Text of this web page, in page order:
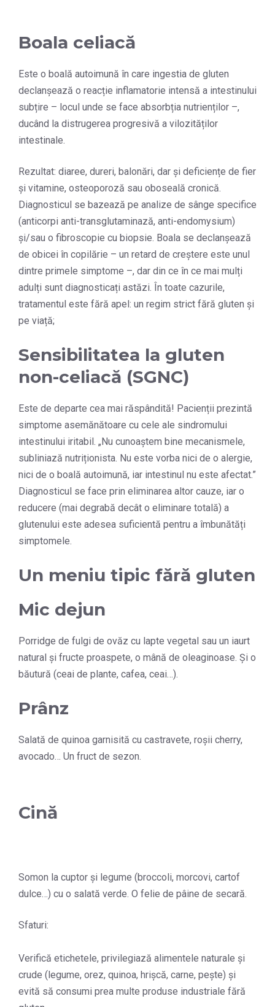
Boala celiacă
Este o boală autoimună în care ingestia de gluten
declanșează o reacție inflamatorie intensă a intestinului
subțire – locul unde se face absorbția nutrienților –,
ducând la distrugerea progresivă a vilozităților
intestinale.
Rezultat: diaree, dureri, balonări, dar și deficiențe de fier
și vitamine, osteoporoză sau oboseală cronică.
Diagnosticul se bazează pe analize de sânge specifice
(anticorpi anti-transglutaminază, anti-endomysium)
și/sau o fibroscopie cu biopsie. Boala se declanșează
de obicei în copilărie – un retard de creștere este unul
dintre primele simptome –, dar din ce în ce mai mulți
adulți sunt diagnosticați astăzi. În toate cazurile,
tratamentul este fără apel: un regim strict fără gluten și
pe viață;
Sensibilitatea la gluten
non-celiacă (SGNC)
Este de departe cea mai răspândită! Pacienții prezintă
simptome asemănătoare cu cele ale sindromului
intestinului iritabil. „Nu cunoaștem bine mecanismele,
subliniază nutriționista. Nu este vorba nici de o alergie,
nici de o boală autoimună, iar intestinul nu este afectat.”
Diagnosticul se face prin eliminarea altor cauze, iar o
reducere (mai degrabă decât o eliminare totală) a
glutenului este adesea suficientă pentru a îmbunătăți
simptomele.
Un meniu tipic fără gluten
Mic dejun
Porridge de fulgi de ovăz cu lapte vegetal sau un iaurt
natural și fructe proaspete, o mână de oleaginoase. Și o
băutură (ceai de plante, cafea, ceai…).
Prânz
Salată de quinoa garnisită cu castravete, roșii cherry,
avocado… Un fruct de sezon.
Cină
Somon la cuptor și legume (broccoli, morcovi, cartof
dulce…) cu o salată verde. O felie de pâine de secară.
Sfaturi:
Verifică etichetele, privilegiază alimentele naturale și
crude (legume, orez, quinoa, hrișcă, carne, pește) și
evită să consumi prea multe produse industriale fără